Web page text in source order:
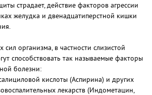
страдает, действие факторов агрессии
желудка и двенадцатиперстной кишки
организма, в частности слизистой
способствовать так называемые факторы
болезни:
кислоты (Аспирина) и других
лекарств (Индометацин,